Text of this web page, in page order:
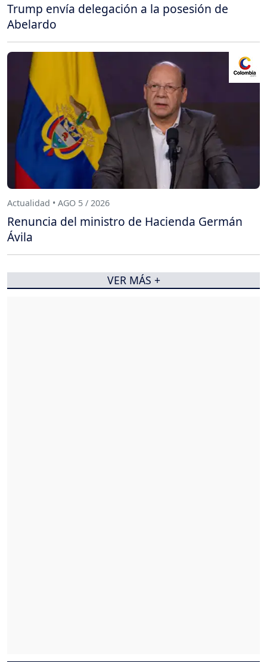
Trump envía delegación a la posesión de
Abelardo
Actualidad • AGO 5 / 2026
Renuncia del ministro de Hacienda Germán
Ávila
VER MÁS +